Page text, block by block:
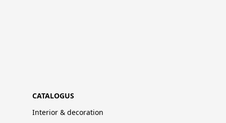
CATALOGUS
Interior & decoration